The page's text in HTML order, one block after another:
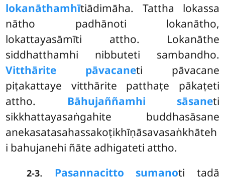
lokanāthamhītiādimāha. Tattha lokassa
nātho padhānoti lokanātho,
lokattayasāmīti attho. Lokanāthe
siddhatthamhi nibbuteti sambandho.
Vitthārite pāvacaneti pāvacane
piṭakattaye vitthārite patthaṭe pākaṭeti
attho. Bāhujaññamhi sāsaneti
sikkhattayasaṅgahite buddhasāsane
anekasatasahassakoṭikhīṇāsavasaṅkhāteh
i bahujanehi ñāte adhigateti attho.
2-3. Pasannacitto sumanoti tadā